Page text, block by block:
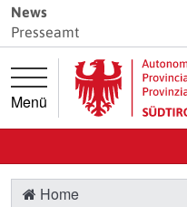
Springe direkt zur
Springe direkt zum Inhalt
News
Presseamt
Menü
Home